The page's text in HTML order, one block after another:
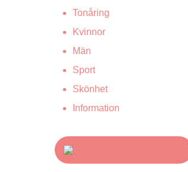
Tonåring
Kvinnor
Män
Sport
Skönhet
Information